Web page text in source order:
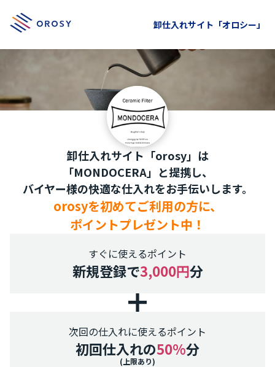
卸仕入れサイト「オロシー」
卸仕入れサイト「orosy」は
「MONDOCERA」と提携し、
バイヤー様の快適な仕入れをお手伝いします。
orosyを初めてご利用の方に、
ポイントプレゼント中！
すぐに使えるポイント
新規登録で3,000円分
次回の仕入れに使えるポイント
初回仕入れの50%分
(上限あり)